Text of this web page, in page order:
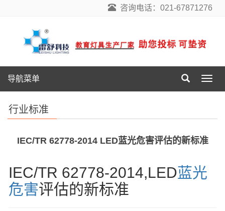
咨询电话：021-67871276
导
航
导航菜单
行业标准
IEC/TR 62778-2014 LED蓝光危害评估的新标准
IEC/TR 62778-2014,LED蓝光
危害评估的新标准